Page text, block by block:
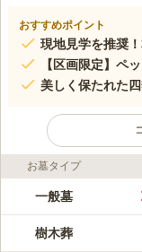
おすすめポイント
現地見学を推奨
【区画限定】ペ
美しく保たれた
ライフドット編集部のコ
やさしい緑の
もてなす樹木
墓から選べま
お墓タイプ
一般墓
樹木葬